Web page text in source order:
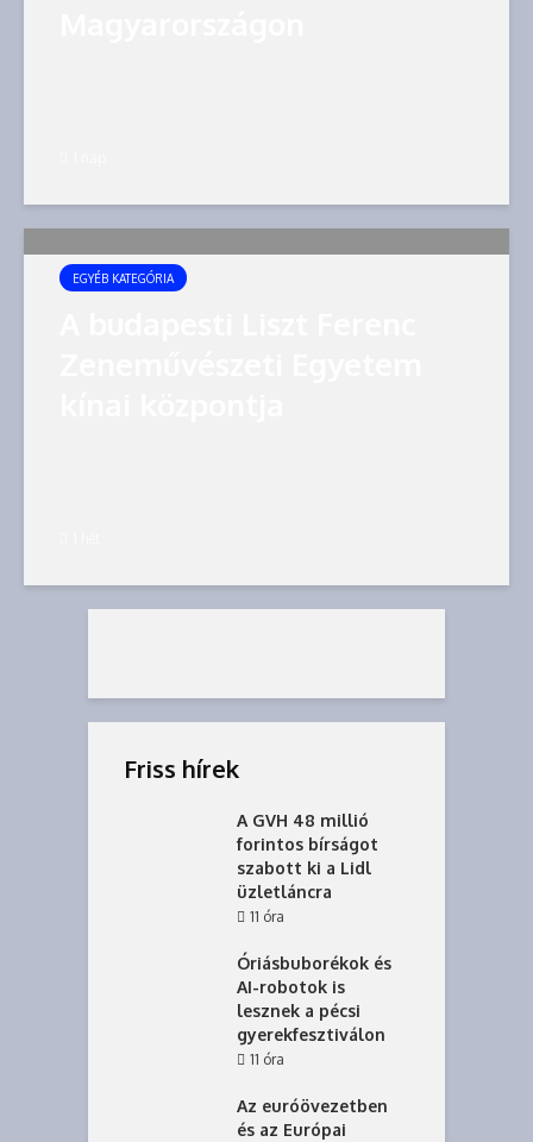
EGYÉB KATEGÓRIA
Friss hírek
A GVH 48 millió
forintos bírságot
szabott ki a Lidl
üzletláncra
11 óra
Óriásbuborékok és
AI-robotok is
lesznek a pécsi
gyerekfesztiválon
11 óra
Az euróövezetben
és az Európai